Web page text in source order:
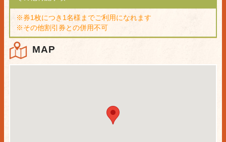
※券1枚につき1名様までご利用になれます
※その他割引券との併用不可
MAP